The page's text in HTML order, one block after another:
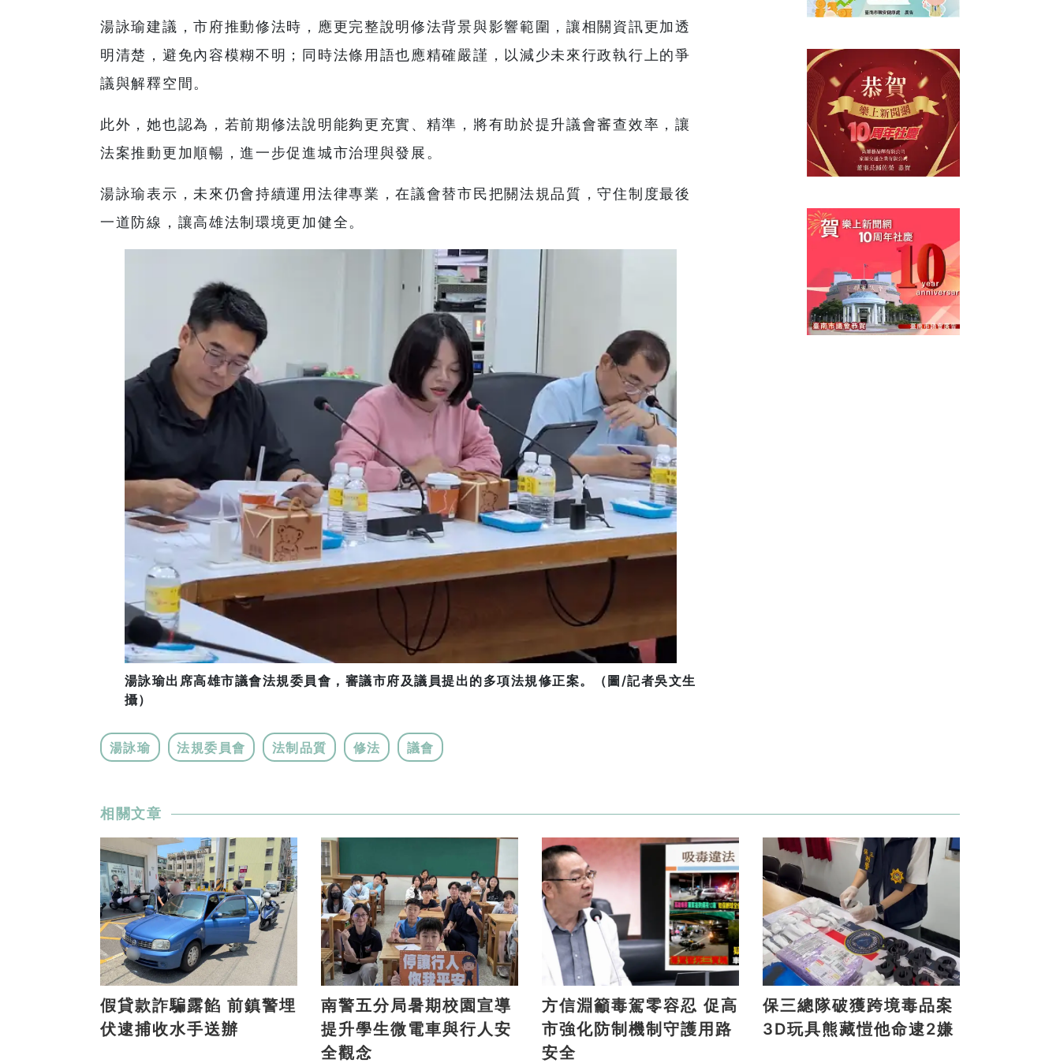
湯詠瑜建議，市府推動修法時，應更完整說明修法背景與影響範圍，讓相關資訊更加透
明清楚，避免內容模糊不明；同時法條用語也應精確嚴謹，以減少未來行政執行上的爭
議與解釋空間。
此外，她也認為，若前期修法說明能夠更充實、精準，將有助於提升議會審查效率，讓
法案推動更加順暢，進一步促進城市治理與發展。
湯詠瑜表示，未來仍會持續運用法律專業，在議會替市民把關法規品質，守住制度最後
一道防線，讓高雄法制環境更加健全。
湯詠瑜出席高雄市議會法規委員會，審議市府及議員提出的多項法規修正案。（圖/記者吳文生
攝）
湯詠瑜 法規委員會 法制品質 修法 議會
相關文章
假貸款詐騙露餡 前鎮警埋
伏逮捕收水手送辦
南警五分局暑期校園宣導
提升學生微電車與行人安
全觀念
方信淵籲毒駕零容忍 促高
市強化防制機制守護用路
安全
保三總隊破獲跨境毒品案
3D玩具熊藏愷他命逮2嫌